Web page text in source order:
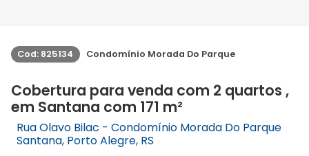
Cod: 825134 Condomínio Morada Do Parque
Cobertura para venda com 2 quartos ,
em Santana com 171 m²
Rua Olavo Bilac - Condomínio Morada Do Parque
Santana, Porto Alegre, RS